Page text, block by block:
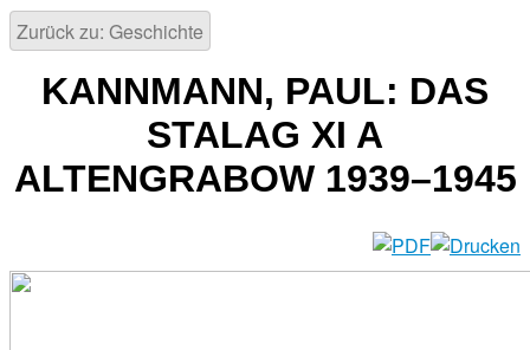
Zurück zu: Geschichte
KANNMANN, PAUL: DAS
STALAG XI A
ALTENGRABOW 1939–1945